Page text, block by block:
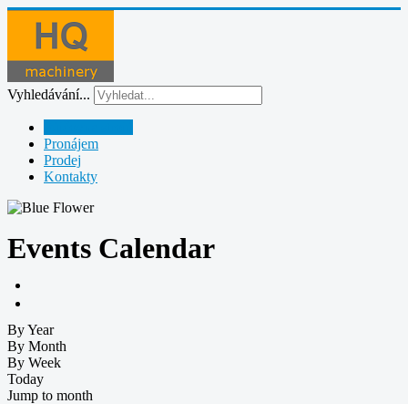
Vyhledávání...
Pronájem
Prodej
Kontakty
Events Calendar
By Year
By Month
By Week
Today
Jump to month